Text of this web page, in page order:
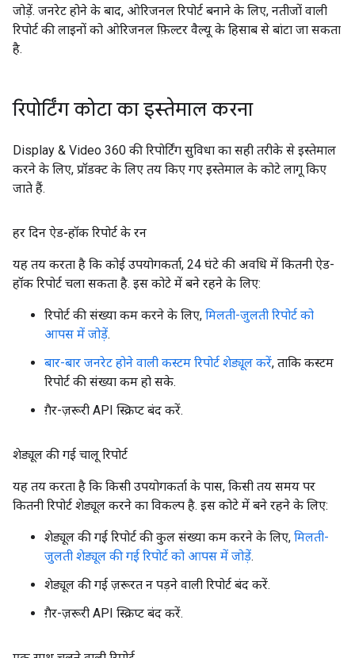
जोड़ें. जनरेट होने के बाद, ओरिजनल रिपोर्ट बनाने के लिए, नतीजों वाली
रिपोर्ट की लाइनों को ओरिजनल फ़िल्टर वैल्यू के हिसाब से बांटा जा सकता
है.
रिपोर्टिंग कोटा का इस्तेमाल करना
Display & Video 360 की रिपोर्टिंग सुविधा का सही तरीके से इस्तेमाल
करने के लिए, प्रॉडक्ट के लिए तय किए गए इस्तेमाल के कोटे लागू किए
जाते हैं.
हर दिन ऐड-हॉक रिपोर्ट के रन
यह तय करता है कि कोई उपयोगकर्ता, 24 घंटे की अवधि में कितनी ऐड-
हॉक रिपोर्ट चला सकता है. इस कोटे में बने रहने के लिए:
रिपोर्ट की संख्या कम करने के लिए, मिलती-जुलती रिपोर्ट को
आपस में जोड़ें.
बार-बार जनरेट होने वाली कस्टम रिपोर्ट शेड्यूल करें, ताकि कस्टम
रिपोर्ट की संख्या कम हो सके.
ग़ैर-ज़रूरी API स्क्रिप्ट बंद करें.
शेड्यूल की गई चालू रिपोर्ट
यह तय करता है कि किसी उपयोगकर्ता के पास, किसी तय समय पर
कितनी रिपोर्ट शेड्यूल करने का विकल्प है. इस कोटे में बने रहने के लिए:
शेड्यूल की गई रिपोर्ट की कुल संख्या कम करने के लिए, मिलती-
जुलती शेड्यूल की गई रिपोर्ट को आपस में जोड़ें.
शेड्यूल की गई ज़रूरत न पड़ने वाली रिपोर्ट बंद करें.
ग़ैर-ज़रूरी API स्क्रिप्ट बंद करें.